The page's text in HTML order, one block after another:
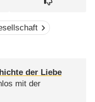
der Liebe
mit der